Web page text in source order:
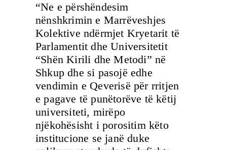
“Ne e përshëndesim
nënshkrimin e Marrëveshjes
Kolektive ndërmjet Kryetarit të
Parlamentit dhe Universitetit
“Shën Kirili dhe Metodi” në
Shkup dhe si pasojë edhe
vendimin e Qeverisë për rritjen
e pagave të punëtorëve të këtij
universiteti, mirëpo
njëkohësisht i porositim këto
institucione se janë duke